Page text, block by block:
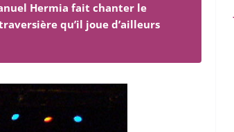
Hermia fait chanter le
qu’il joue d’ailleurs